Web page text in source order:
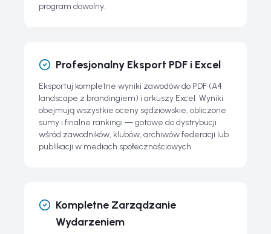
program dowolny.
Profesjonalny Eksport PDF i Excel
Eksportuj kompletne wyniki zawodów do PDF (A4
landscape z brandingiem) i arkuszy Excel. Wyniki
obejmują wszystkie oceny sędziowskie, obliczone
sumy i finalne rankingi — gotowe do dystrybucji
wśród zawodników, klubów, archiwów federacji lub
publikacji w mediach społecznościowych.
Kompletne Zarządzanie
Wydarzeniem